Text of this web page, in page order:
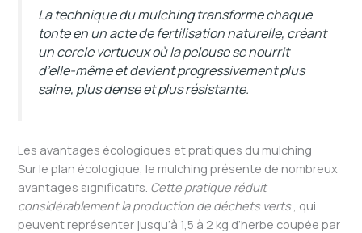
La technique du mulching transforme chaque
tonte en un acte de fertilisation naturelle, créant
un cercle vertueux où la pelouse se nourrit
d’elle-même et devient progressivement plus
saine, plus dense et plus résistante.
Les avantages écologiques et pratiques du mulching
Sur le plan écologique, le mulching présente de nombreux
avantages significatifs. Cette pratique réduit
considérablement la production de déchets verts , qui
peuvent représenter jusqu’à 1,5 à 2 kg d’herbe coupée par